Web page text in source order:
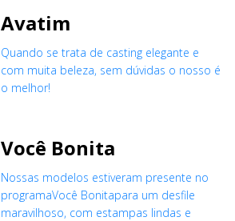
Avatim
Quando se trata de casting elegante e
com muita beleza, sem dúvidas o nosso é
o melhor!
Você Bonita
Nossas modelos estiveram presente no
programaVocê Bonitapara um desfile
maravilhoso, com estampas lindas e